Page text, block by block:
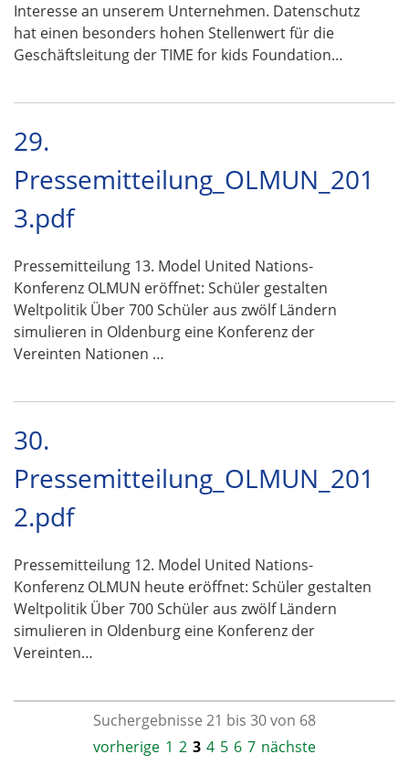
Interesse an unserem Unternehmen. Datenschutz
hat einen besonders hohen Stellenwert für die
Geschäftsleitung der TIME for kids Foundation…
29.
Pressemitteilung_OLMUN_201
3.pdf
Pressemitteilung 13. Model United Nations-
Konferenz OLMUN eröffnet: Schüler gestalten
Weltpolitik Über 700 Schüler aus zwölf Ländern
simulieren in Oldenburg eine Konferenz der
Vereinten Nationen …
30.
Pressemitteilung_OLMUN_201
2.pdf
Pressemitteilung 12. Model United Nations-
Konferenz OLMUN heute eröffnet: Schüler gestalten
Weltpolitik Über 700 Schüler aus zwölf Ländern
simulieren in Oldenburg eine Konferenz der
Vereinten…
Suchergebnisse 21 bis 30 von 68
vorherige 1 2 3 4 5 6 7 nächste